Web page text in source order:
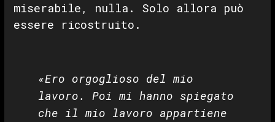
miserabile, nulla. Solo allora può
essere ricostruito.
«Ero orgoglioso del mio
lavoro. Poi mi hanno spiegato
che il mio lavoro appartiene